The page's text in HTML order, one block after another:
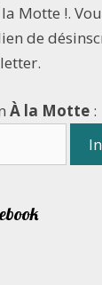
Motte !.
de
À la Motte :